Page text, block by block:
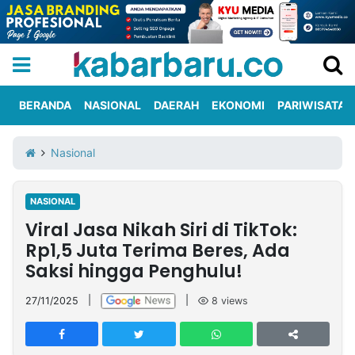
Iklan
Berita
Kami
Nasional
International
Olahraga
Entertainment
Daerah
Pariwisata
Kuliner
Kolom
Network
PT
TREETAN
BERANDA NASIONAL DAERAH EKONOMI PARIWISATA
Nasional
NASIONAL
Viral Jasa Nikah Siri di TikTok:
Rp1,5 Juta Terima Beres, Ada
Saksi hingga Penghulu!
27/11/2025 8 views